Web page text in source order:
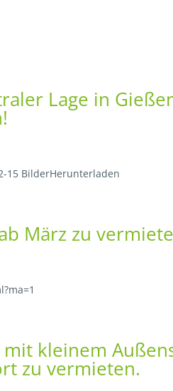
Lage in
15 BilderHerunterladen
März zu
kleinem
zu vermieten.